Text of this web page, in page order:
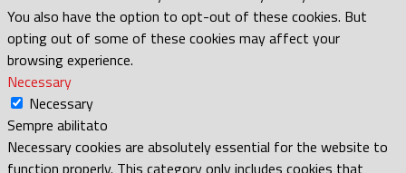
You also have the option to opt-out of these cookies. But
opting out of some of these cookies may affect your
browsing experience.
Necessary
Necessary
Sempre abilitato
Necessary cookies are absolutely essential for the website to
function properly. This category only includes cookies that